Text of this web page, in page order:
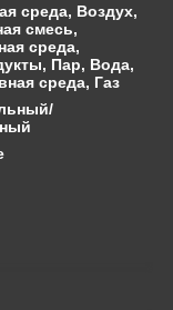
среда, Воздух,
смесь,
среда,
Пар, Вода,
среда, Газ